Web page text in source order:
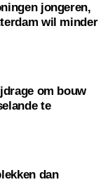
jongeren,
wil minder
om bouw
te
dan